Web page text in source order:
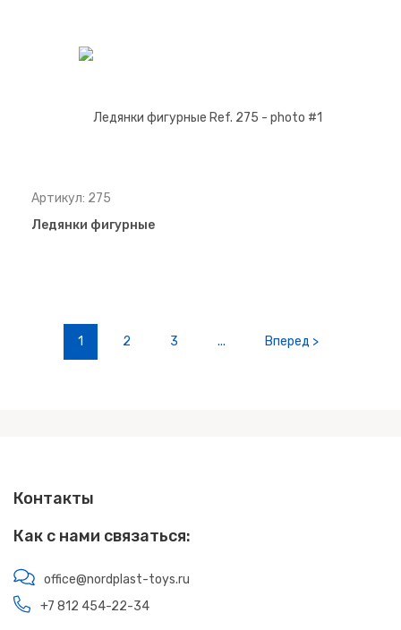
Артикул: 275
Ледянки фигурные
1 2 3 ... Вперед >
Контакты
Как с нами связаться:
office@nordplast-toys.ru
+7 812 454-22-34